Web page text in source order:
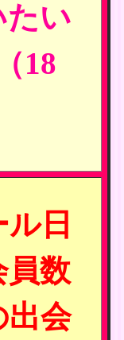
たい
18
日
員数
出会